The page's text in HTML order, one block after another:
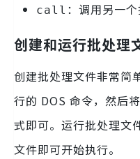
call ：调用另一个
创建和运行批处理
创建批处理文件非常简
行的 DOS 命令，然后
式即可。运行批处理文
文件即可开始执行。